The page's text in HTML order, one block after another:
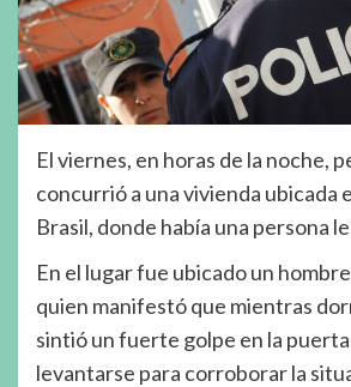
El viernes, en horas de la noche,
concurrió a una vivienda ubicada
Brasil, donde había una persona
En el lugar fue ubicado un
quien manifestó que mientras
sintió un fuerte golpe en la
levantarse para corroborar la